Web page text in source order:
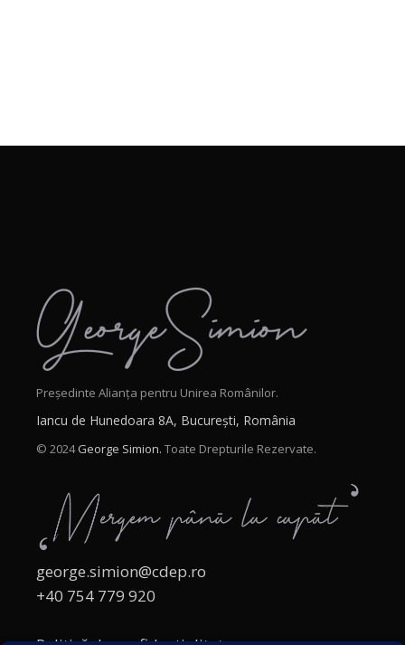
Președinte Alianța pentru Unirea Românilor.
Iancu de Hunedoara 8A, București, România
© 2024George Simion. Toate Drepturile Rezervate.
george.simion@cdep.ro
+40 754 779 920